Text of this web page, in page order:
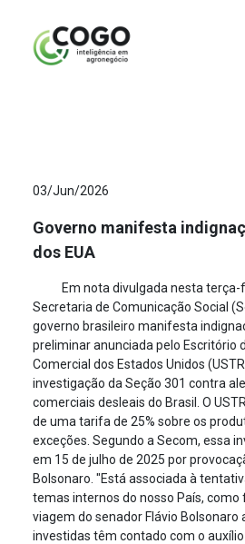
03/Jun/2026
Governo manifesta
dos EUA
Em nota divulgada nesta
Secretaria de Comunicação Social
governo brasileiro manifesta
preliminar anunciada pelo Escritório
Comercial dos Estados Unidos
investigação da Seção 301 contra
comerciais desleais do Brasil. O
de uma tarifa de 25% sobre os
exceções. Segundo a Secom, essa
em 15 de julho de 2025 por
Bolsonaro. "Está associada à
temas internos do nosso País, como
viagem do senador Flávio Bolsonaro
investidas têm contado com o